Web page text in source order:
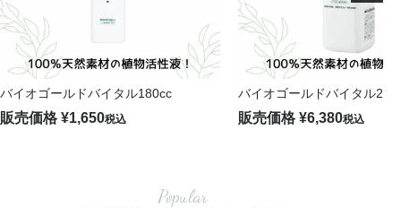
バイオゴールドバイタル180cc
販売価格 ¥1,650税込
バイオゴールドバイタル2L
販売価格 ¥6,380税込
Popular